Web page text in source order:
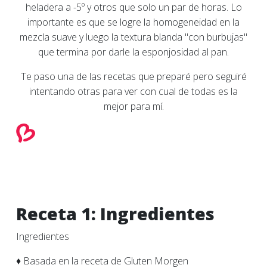
heladera a -5º y otros que solo un par de horas. Lo
importante es que se logre la homogeneidad en la
mezcla suave y luego la textura blanda "con burbujas"
que termina por darle la esponjosidad al pan.
Te paso una de las recetas que preparé pero seguiré
intentando otras para ver con cual de todas es la
mejor para mí.
Receta 1: Ingredientes
Ingredientes
♦ Basada en la receta de Gluten Morgen